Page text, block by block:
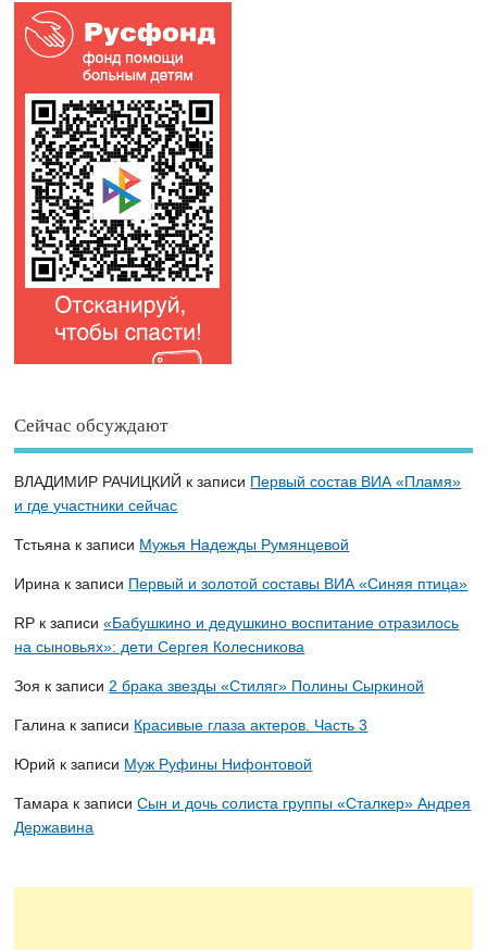
Сейчас обсуждают
ВЛАДИМИР РАЧИЦКИЙ к записи Первый состав ВИА «Пламя»
и где участники сейчас
Тстьяна к записи Мужья Надежды Румянцевой
Ирина к записи Первый и золотой составы ВИА «Синяя птица»
RP к записи«Бабушкино и дедушкино воспитание отразилось
на сыновьях»: дети Сергея Колесникова
Зоя к записи 2 брака звезды «Стиляг» Полины Сыркиной
Галина к записи Красивые глаза актеров. Часть 3
Юрий к записи Муж Руфины Нифонтовой
Тамара к записиСын и дочь солиста группы «Сталкер» Андрея
Державина